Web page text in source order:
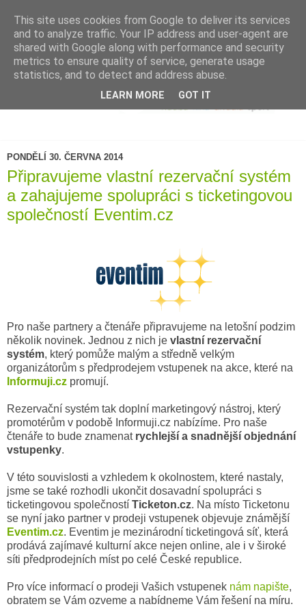
PONDĚLÍ 30. ČERVNA 2014
Připravujeme vlastní rezervační systém
a zahajujeme spolupráci s ticketingovou
společností Eventim.cz
Pro naše partnery a čtenáře připravujeme na letošní podzim
několik novinek. Jednou z nich je vlastní rezervační
systém, který pomůže malým a středně velkým
organizátorům s předprodejem vstupenek na akce, které na
Informuji.cz promují.
Rezervační systém tak doplní marketingový nástroj, který
promotérům v podobě Informuji.cz nabízíme. Pro naše
čtenáře to bude znamenat rychlejší a snadnější objednání
vstupenky.
V této souvislosti a vzhledem k okolnostem, které nastaly,
jsme se také rozhodli ukončit dosavadní spolupráci s
ticketingovou společností Ticketon.cz. Na místo Ticketonu
se nyní jako partner v prodeji vstupenek objevuje známější
Eventim.cz. Eventim je mezinárodní ticketingová síť, která
prodává zajímavé kulturní akce nejen online, ale i v široké
síti předprodejních míst po celé České republice.
Pro více informací o prodeji Vašich vstupenek nám napište,
obratem se Vám ozveme a nabídneme Vám řešení na míru.
This site uses cookies from Google to deliver its services
and to analyze traffic. Your IP address and user-agent are
shared with Google along with performance and security
metrics to ensure quality of service, generate usage
statistics, and to detect and address abuse.
LEARN MORE GOT IT